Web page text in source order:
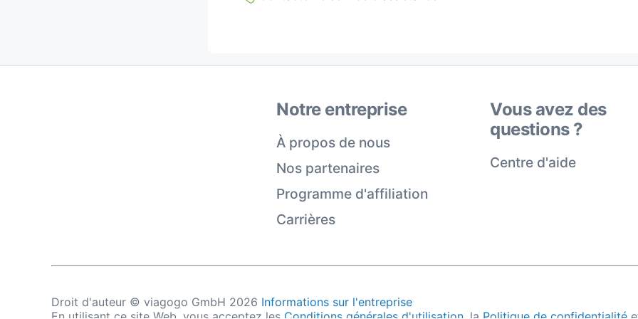
Notre entreprise
À propos de nous
Nos partenaires
Programme d'affiliation
Carrières
Vous avez des
questions ?
Centre d'aide
Droit d'auteur © viagogo GmbH 2026 Informations sur l'entreprise